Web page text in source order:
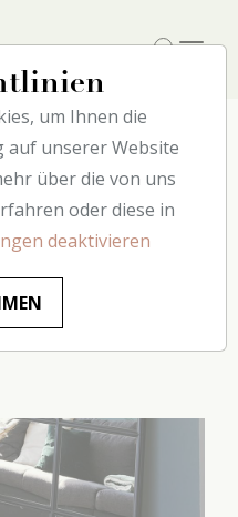
Hack - 6
um Ihren
im Industrial
zu
um Ihnen die
auf unserer Website
über die von uns
oder diese in
deaktivieren